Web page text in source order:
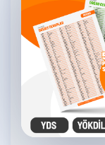
Katılımcı
Faydalı
Ücretsiz
Sözlük
Hakkımızda
Soru & Cevap